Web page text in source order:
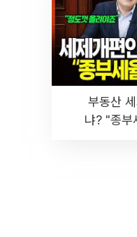
부동산
냐? "종부